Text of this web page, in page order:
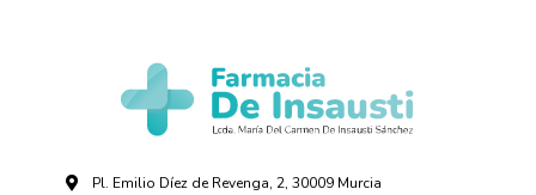
Pl. Emilio Díez de Revenga, 2, 30009 Murcia